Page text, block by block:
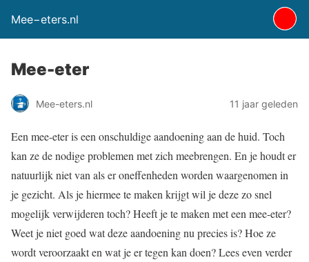
Mee−eters.nl
Mee-eter
Mee-eters.nl 11 jaar geleden
Een mee-eter is een onschuldige aandoening aan de huid. Toch
kan ze de nodige problemen met zich meebrengen. En je houdt er
natuurlijk niet van als er oneffenheden worden waargenomen in
je gezicht. Als je hiermee te maken krijgt wil je deze zo snel
mogelijk verwijderen toch? Heeft je te maken met een mee-eter?
Weet je niet goed wat deze aandoening nu precies is? Hoe ze
wordt veroorzaakt en wat je er tegen kan doen? Lees even verder